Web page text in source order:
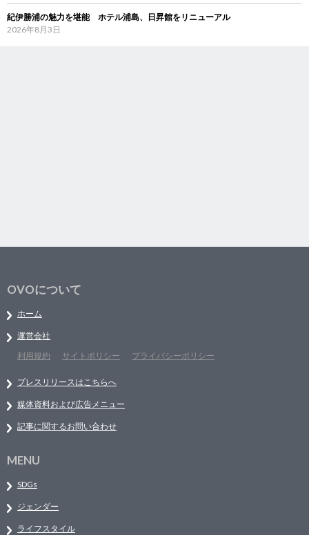
紀伊勝浦の魅力を堪能 ホテル浦島、日昇館をリニューアル
2026年8月3日
OVOについて
ホーム
運営会社
利用規約
サイトポリシー プライバシーポリシー
プレスリリースはこちらへ
媒体資料および広告メニュー
記事に関するお問い合わせ
MENU
SDGs
ジェンダー
ライフスタイル